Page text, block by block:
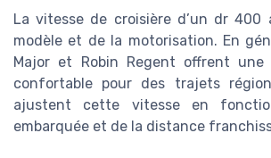
La vitesse de croisière d’un dr 400
modèle et de la motorisation. En
Major et Robin Regent offrent une
confortable pour des trajets
ajustent cette vitesse en
embarquée et de la distance